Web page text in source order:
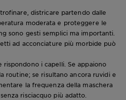
districare partendo dalle
moderata e proteggere le
sono gesti semplici ma importanti.
ad acconciature più morbide può
rispondono i capelli. Se appaiono
routine; se risultano ancora ruvidi e
la frequenza della maschera
risciacquo più adatto.